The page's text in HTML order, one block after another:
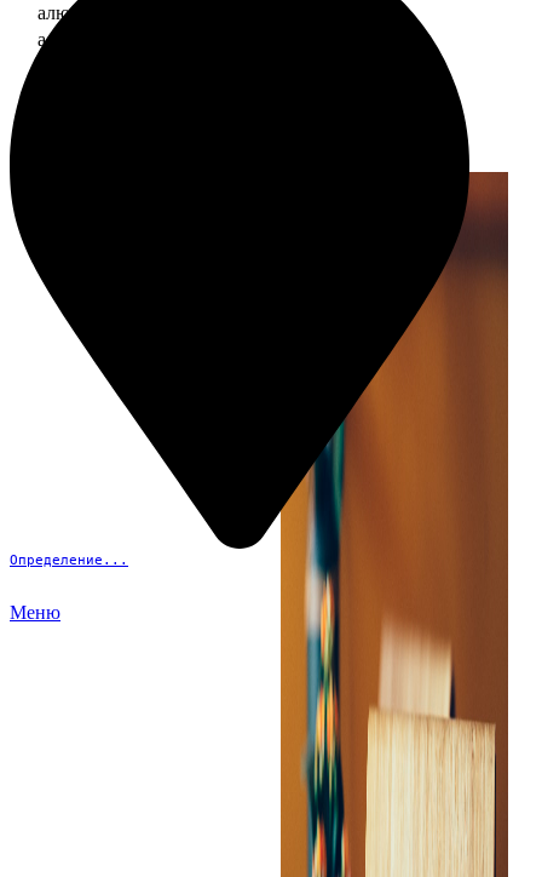
Определение...
Меню
алюминиевая рамка с фото 20х30
алюминиевая рамка с фото 30х40